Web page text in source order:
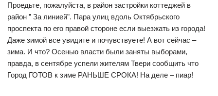
Проедьте, пожалуйста, в район застройки коттеджей в
район ” За линией”. Пара улиц вдоль Октябрьского
проспекта по его правой стороне если выезжать из города!
Даже зимой все увидите и почувствуете! А вот сейчас –
зима. И что? Осенью власти были заняты выборами,
правда, в сентябре успели жителям Твери сообщить что
Город ГОТОВ к зиме РАНЬШЕ СРОКА! На деле – пиар!